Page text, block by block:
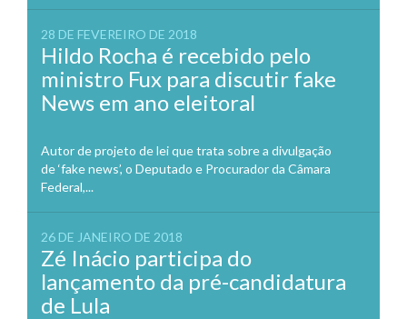
28 DE FEVEREIRO DE 2018
Hildo Rocha é recebido pelo
ministro Fux para discutir fake
News em ano eleitoral
Autor de projeto de lei que trata sobre a divulgação
de ‘fake news’, o Deputado e Procurador da Câmara
Federal,...
26 DE JANEIRO DE 2018
Zé Inácio participa do
lançamento da pré-candidatura
de Lula